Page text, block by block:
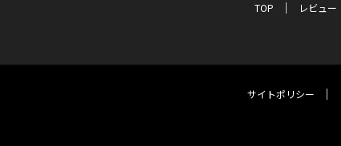
TOP レビュー
サイトポリシー